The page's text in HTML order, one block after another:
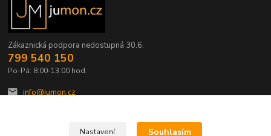
Zákaznická podpora nedostupná 30.6.
799 540 150
Po-Pá: 8:00-13:00 hod.
info@jumon.cz
Nastavení Souhlasím